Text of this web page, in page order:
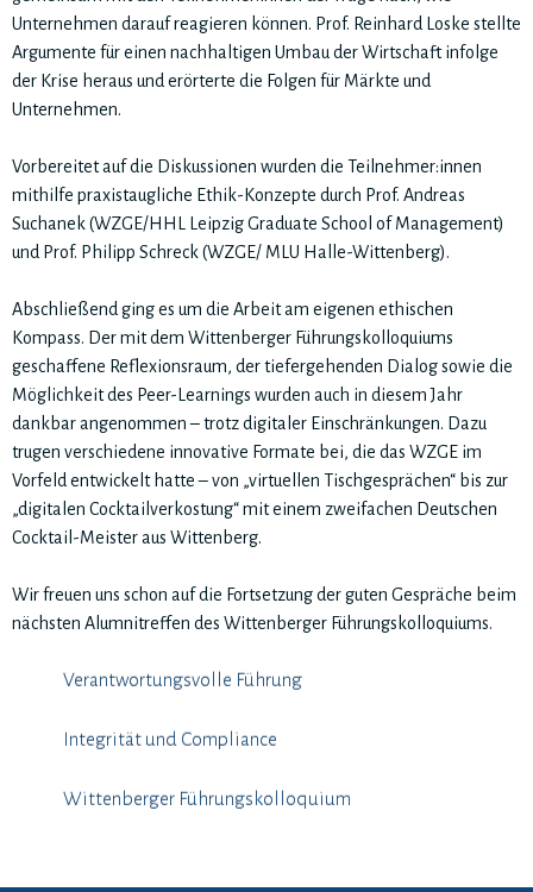
Unternehmen darauf reagieren können. Prof. Reinhard Loske stellte
Argumente für einen nachhaltigen Umbau der Wirtschaft infolge
der Krise heraus und erörterte die Folgen für Märkte und
Unternehmen.
Vorbereitet auf die Diskussionen wurden die Teilnehmer:innen
mithilfe praxistaugliche Ethik-Konzepte durch Prof. Andreas
Suchanek (WZGE/HHL Leipzig Graduate School of Management)
und Prof. Philipp Schreck (WZGE/ MLU Halle-Wittenberg).
Abschließend ging es um die Arbeit am eigenen ethischen
Kompass. Der mit dem Wittenberger Führungskolloquiums
geschaffene Reflexionsraum, der tiefergehenden Dialog sowie die
Möglichkeit des Peer-Learnings wurden auch in diesem Jahr
dankbar angenommen – trotz digitaler Einschränkungen. Dazu
trugen verschiedene innovative Formate bei, die das WZGE im
Vorfeld entwickelt hatte – von „virtuellen Tischgesprächen“ bis zur
„digitalen Cocktailverkostung“ mit einem zweifachen Deutschen
Cocktail-Meister aus Wittenberg.
Wir freuen uns schon auf die Fortsetzung der guten Gespräche beim
nächsten Alumnitreffen des Wittenberger Führungskolloquiums.
Verantwortungsvolle Führung
Integrität und Compliance
Wittenberger Führungskolloquium